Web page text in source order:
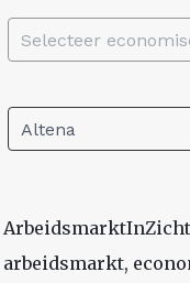
Selecteer
Altena
ArbeidsmarktInZicht
arbeidsmarkt,